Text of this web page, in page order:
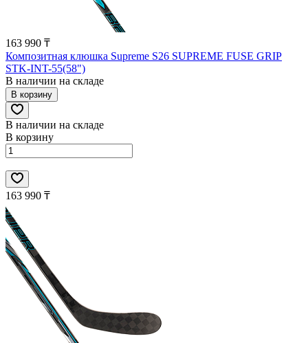
163 990 ₸
Композитная клюшка Supreme S26 SUPREME FUSE GRIP
STK-INT-55(58")
В наличии на складе
В корзину
В наличии на складе
В корзину
163 990 ₸